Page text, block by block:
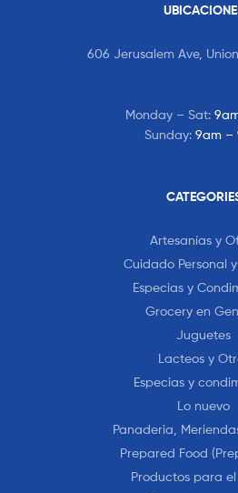
606 Jerusalem Ave,
Monday – Sat:
Sunday: 9am –
Artesanías y
Cuidado Personal
Especias y
Grocery en
Juguetes
Lacteos y
Especias y
Lo nuevo
Panaderia,
Prepared Food
Productos para